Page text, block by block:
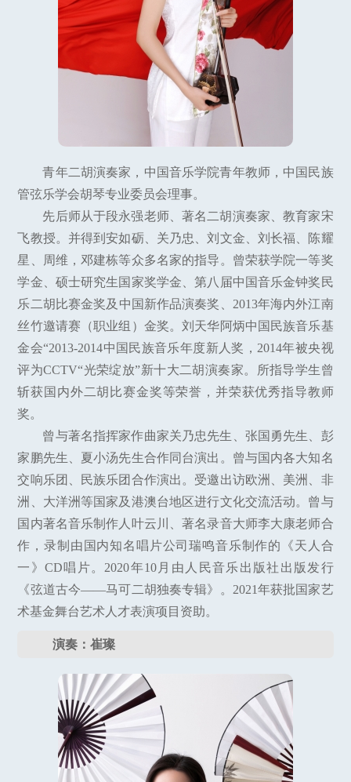
青年二胡演奏家，中国音乐学院青年教师，中国民族
管弦乐学会胡琴专业委员会理事。
先后师从于段永强老师、著名二胡演奏家、教育家宋
飞教授。并得到安如砺、关乃忠、刘文金、刘长福、陈耀
星、周维，邓建栋等众多名家的指导。曾荣获学院一等奖
学金、硕士研究生国家奖学金、第八届中国音乐金钟奖民
乐二胡比赛金奖及中国新作品演奏奖、2013年海内外江南
丝竹邀请赛（职业组）金奖。刘天华阿炳中国民族音乐基
金会“2013-2014中国民族音乐年度新人奖，2014年被央视
评为CCTV“光荣绽放”新十大二胡演奏家。所指导学生曾
斩获国内外二胡比赛金奖等荣誉，并荣获优秀指导教师
奖。
曾与著名指挥家作曲家关乃忠先生、张国勇先生、彭
家鹏先生、夏小汤先生合作同台演出。曾与国内各大知名
交响乐团、民族乐团合作演出。受邀出访欧洲、美洲、非
洲、大洋洲等国家及港澳台地区进行文化交流活动。曾与
国内著名音乐制作人叶云川、著名录音大师李大康老师合
作，录制由国内知名唱片公司瑞鸣音乐制作的《天人合
一》CD唱片。2020年10月由人民音乐出版社出版发行
《弦道古今——马可二胡独奏专辑》。2021年获批国家艺
术基金舞台艺术人才表演项目资助。
演奏：崔璨